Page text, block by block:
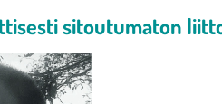
sitoutumaton